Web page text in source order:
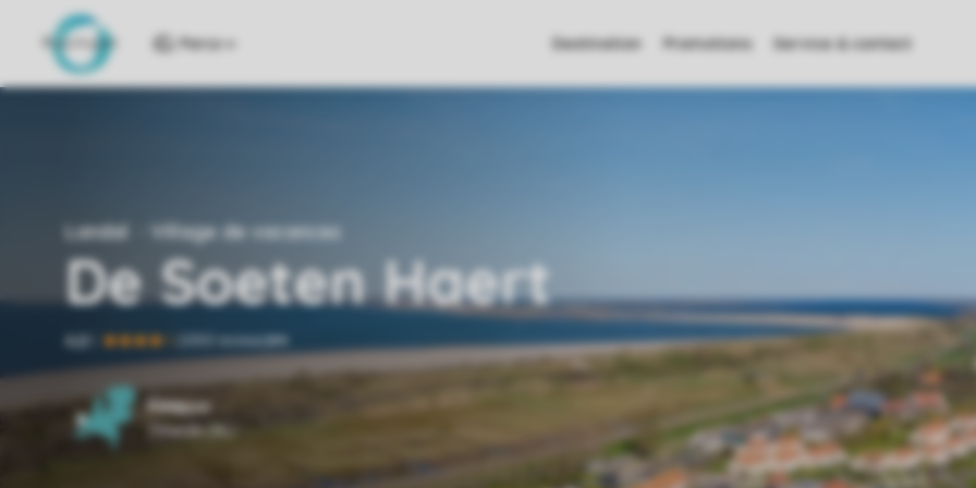
Parcs Destination Promotions Service & contact